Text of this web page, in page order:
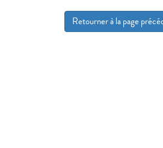
Retourner à la page